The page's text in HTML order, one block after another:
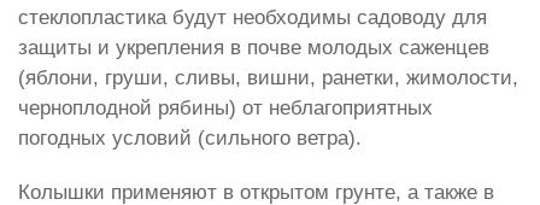
стеклопластика будут необходимы садоводу для
защиты и укрепления в почве молодых саженцев
(яблони, груши, сливы, вишни, ранетки, жимолости,
черноплодной рябины) от неблагоприятных
погодных условий (сильного ветра).
Колышки применяют в открытом грунте, а также в